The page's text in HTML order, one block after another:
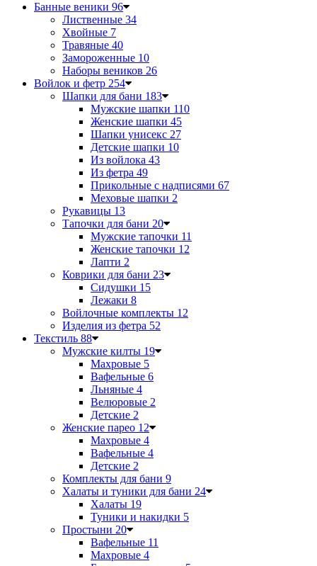
Банные веники 96
Лиственные 34
Хвойные 7
Травяные 40
Замороженные 10
Наборы веников 26
Войлок и фетр 254
Шапки для бани 183
Мужские шапки 110
Женские шапки 45
Шапки унисекс 27
Детские шапки 10
Из войлока 43
Из фетра 49
Прикольные с надписями 67
Меховые шапки 2
Рукавицы 13
Тапочки для бани 20
Мужские тапочки 11
Женские тапочки 12
Лапти 2
Коврики для бани 23
Сидушки 15
Лежаки 8
Войлочные комплекты 12
Изделия из фетра 52
Текстиль 88
Мужские килты 19
Махровые 5
Вафельные 6
Льняные 4
Велюровые 2
Детские 2
Женские парео 12
Махровые 4
Вафельные 4
Детские 2
Комплекты для бани 9
Халаты и туники для бани 24
Халаты 19
Туники и накидки 5
Простыни 20
Вафельные 11
Махровые 4